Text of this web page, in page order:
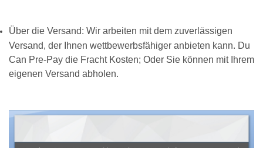
Über die Versand: Wir arbeiten mit dem zuverlässigen
Versand, der Ihnen wettbewerbsfähiger anbieten kann. Du
Can Pre-Pay die Fracht Kosten; Oder Sie können mit Ihrem
eigenen Versand abholen.